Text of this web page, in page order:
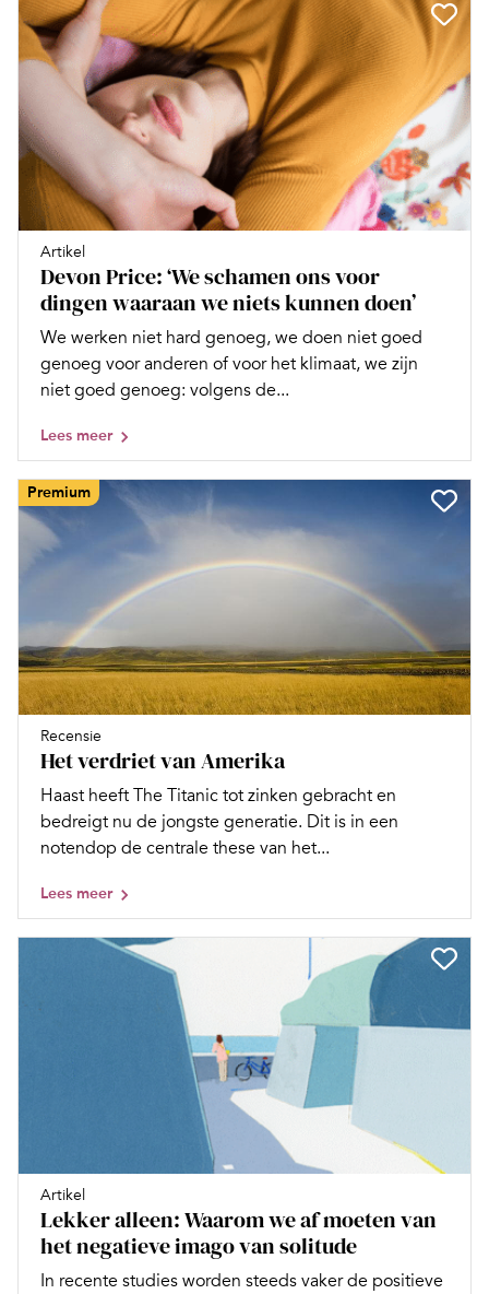
Artikel
Devon Price: ‘We schamen ons voor
dingen waaraan we niets kunnen doen’
We werken niet hard genoeg, we doen niet goed
genoeg voor anderen of voor het klimaat, we zijn
niet goed genoeg: volgens de...
Lees meer
Premium
Recensie
Het verdriet van Amerika
Haast heeft The Titanic tot zinken gebracht en
bedreigt nu de jongste generatie. Dit is in een
notendop de centrale these van het...
Lees meer
Artikel
Lekker alleen: Waarom we af moeten van
het negatieve imago van solitude
In recente studies worden steeds vaker de positieve